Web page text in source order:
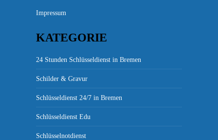
Impressum
KATEGORIE
24 Stunden Schlüsseldienst in Bremen
Schilder & Gravur
Schlüsseldienst 24/7 in Bremen
Schlüsseldienst Edu
Schlüsselnotdienst